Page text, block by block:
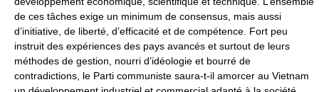
de ces tâches exige un minimum de consensus, mais aussi
d’initiative, de liberté, d’efficacité et de compétence. Fort peu
instruit des expériences des pays avancés et surtout de leurs
méthodes de gestion, nourri d’idéologie et bourré de
contradictions, le Parti communiste saura-t-il amorcer au Vietnam